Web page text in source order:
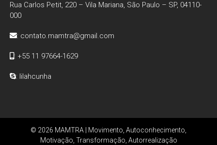
Rua Carlos Petit, 220 – Vila Mariana, São Paulo – SP, 04110-
000
: contato.mamtra@gmail.com
: +55 11 97664-1629
: lilahcunha
© 2026 MAMTRA | Movimento, Autoconhecimento,
Motivação, Transformação, Autorrealização